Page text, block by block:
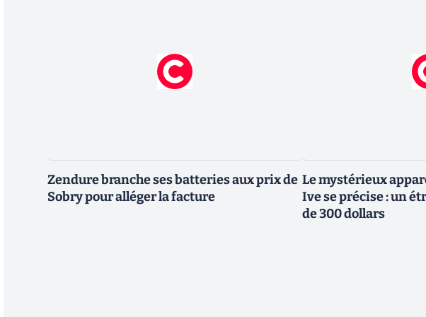
Zendure branche ses batteries aux prix de
Sobry pour alléger la facture
Le mystérieux
Ive se précise : un
de 300 dollars